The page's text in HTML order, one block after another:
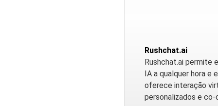
Rushchat.ai
Rushchat.ai permite
IA a qualquer hora e
oferece interação
personalizados e co-